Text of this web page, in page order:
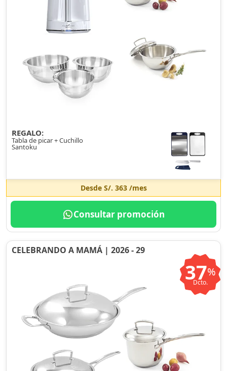
REGALO:
Tabla de picar + Cuchillo
Santoku
Desde S/. 363/mes
Consultar promoción
CELEBRANDO A MAMÁ | 2026 - 29
37%
Dcto.